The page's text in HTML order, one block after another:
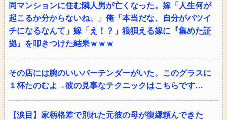
同マンションに住む隣人男が亡くなった。嫁「人生何が
起こるか分からないね。」俺「本当だな、自分がバツイ
チになるなんて」嫁「え！？」狼狽える嫁に『集めた証
拠』を叩きつけた結果ｗｗｗ
その店には腕のいいバーテンダーがいた。このグラスに
１杯たのむよ→彼の見事なテクニックはこちらです…
【涙目】家柄格差で別れた元彼の母が復縁頼んできた